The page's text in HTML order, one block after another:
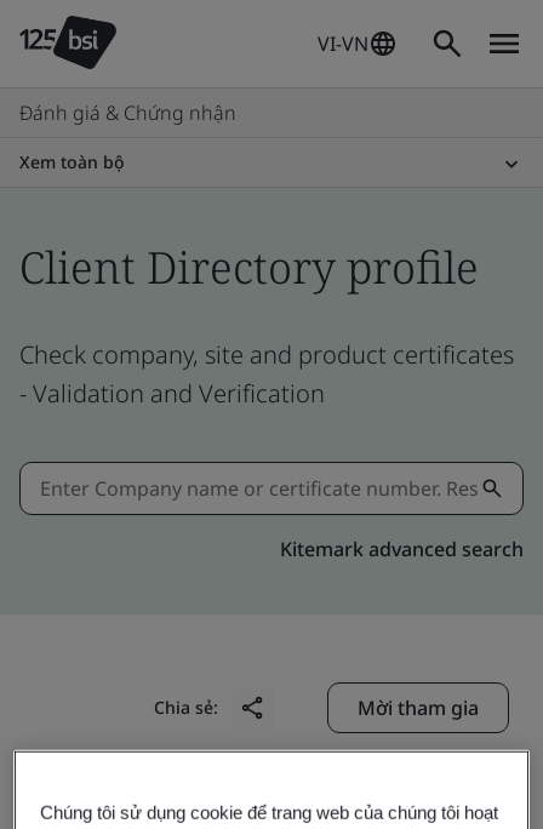
VI-VN
Đánh giá & Chứng nhận
Xem toàn bộ
Client Directory profile
Check company, site and product certificates
- Validation and Verification
Kitemark advanced search
Chia sẻ: Mời tham gia
Chúng tôi sử dụng cookie để trang web của chúng tôi hoạt